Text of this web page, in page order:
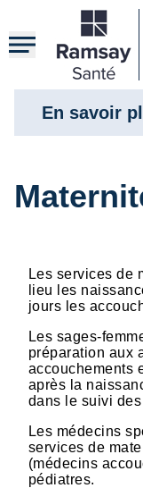
contenu
principal
Les services de
lieu les
jours les
Les sages-
préparation aux
accouchements
après la
dans le suivi
Les médecins
services de
(médecins
pédiatres.
En savoir